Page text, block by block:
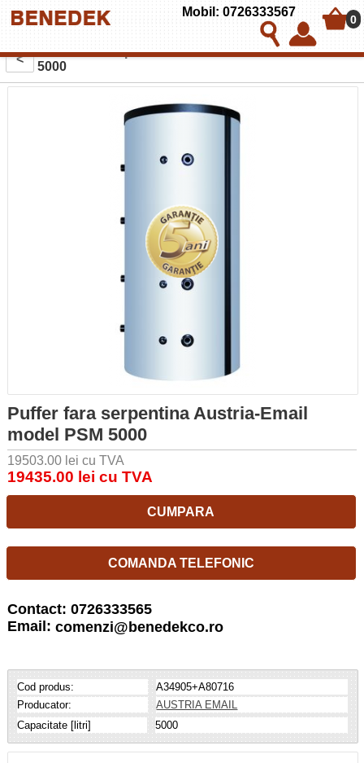
Mobil: 0726333567
0
<
Puffer fara serpentina Austria-Email model PSM
5000
Puffer fara serpentina Austria-Email
model PSM 5000
19503.00 lei cu TVA
19435.00 lei cu TVA
CUMPARA
COMANDA TELEFONIC
Contact: 0726333565
Email: comenzi@benedekco.ro
Cod produs:
A34905+A80716
Producator:
AUSTRIA EMAIL
Capacitate [litri]
5000